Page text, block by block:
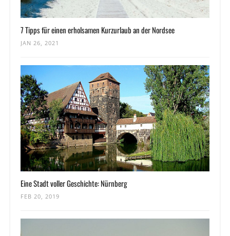
7 Tipps für einen erholsamen Kurzurlaub an der Nordsee
JAN 26, 2021
Eine Stadt voller Geschichte: Nürnberg
FEB 20, 2019